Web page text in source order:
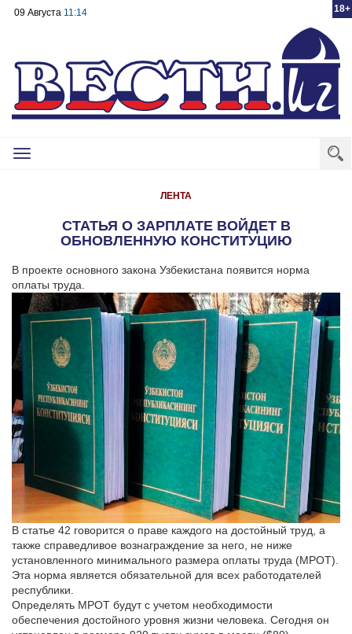
18+
09 Августа 11:14
Toggle
ЛЕНТА
СТАТЬЯ О ЗАРПЛАТЕ ВОЙДЕТ В
ОБНОВЛЕННУЮ КОНСТИТУЦИЮ
В проекте основного закона Узбекистана появится норма
оплаты труда.
В статье 42 говорится о праве каждого на достойный труд, а
также справедливое вознаграждение за него, не ниже
установленного минимального размера оплаты труда (МРОТ).
Эта норма является обязательной для всех работодателей
республики.
Определять МРОТ будут с учетом необходимости
обеспечения достойного уровня жизни человека. Сегодня он